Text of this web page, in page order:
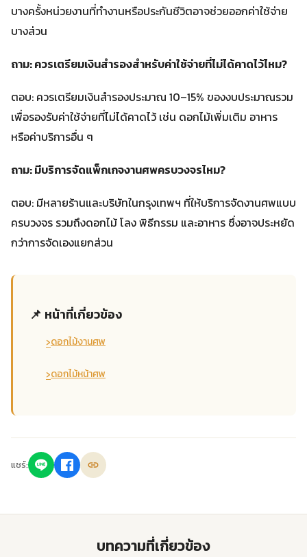
บางครั้งหน่วยงานที่ทำงานหรือประกันชีวิตอาจช่วยออกค่าใช้จ่าย
บางส่วน
ถาม: ควรเตรียมเงินสำรองสำหรับค่าใช้จ่ายที่ไม่ได้คาดไว้ไหม?
ตอบ: ควรเตรียมเงินสำรองประมาณ 10–15% ของงบประมาณรวม
เพื่อรองรับค่าใช้จ่ายที่ไม่ได้คาดไว้ เช่น ดอกไม้เพิ่มเติม อาหาร
หรือค่าบริการอื่น ๆ
ถาม: มีบริการจัดแพ็กเกจงานศพครบวงจรไหม?
ตอบ: มีหลายร้านและบริษัทในกรุงเทพฯ ที่ให้บริการจัดงานศพแบบ
ครบวงจร รวมถึงดอกไม้ โลง พิธีกรรม และอาหาร ซึ่งอาจประหยัด
กว่าการจัดเองแยกส่วน
📌 หน้าที่เกี่ยวข้อง
›ดอกไม้งานศพ
›ดอกไม้หน้าศพ
แชร์:
บทความที่เกี่ยวข้อง